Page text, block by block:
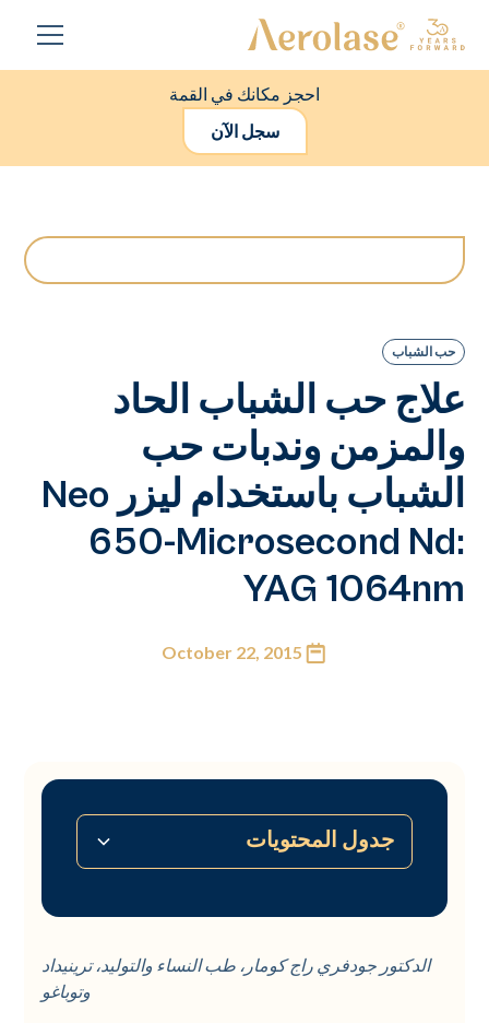
احجز مكانك في القمة
سجل الآن
حب الشباب
علاج حب الشباب الحاد
والمزمن وندبات حب
الشباب باستخدام ليزر Neo
650-Microsecond Nd:
YAG 1064nm
October 22, 2015
الدكتور جودفري راج كومار، طب النساء والتوليد، ترينيداد
وتوباغو
جدول المحتويات